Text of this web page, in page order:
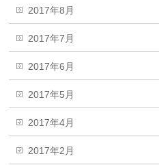
2017年8月
2017年7月
2017年6月
2017年5月
2017年4月
2017年2月